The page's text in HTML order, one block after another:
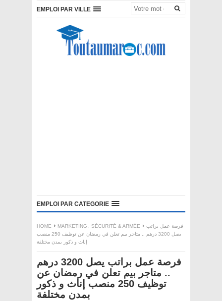
EMPLOI PAR VILLE
EMPLOI PAR CATEGORIE
HOME MARKETING , SÉCURITÉ & ARMÉE
فرصة عمل براتب
يصل 3200 درهم .. متاجر بيم تعلن في رمضان عن توظيف 250 منصب
إناث و ذكور بمدن مختلفة
فرصة عمل براتب يصل 3200 درهم
.. متاجر بيم تعلن في رمضان عن
توظيف 250 منصب إناث و ذكور
بمدن مختلفة